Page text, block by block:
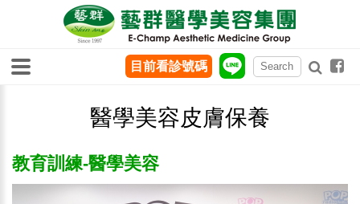
醫學美容皮膚保養
教育訓練-醫學美容
目前看診號碼